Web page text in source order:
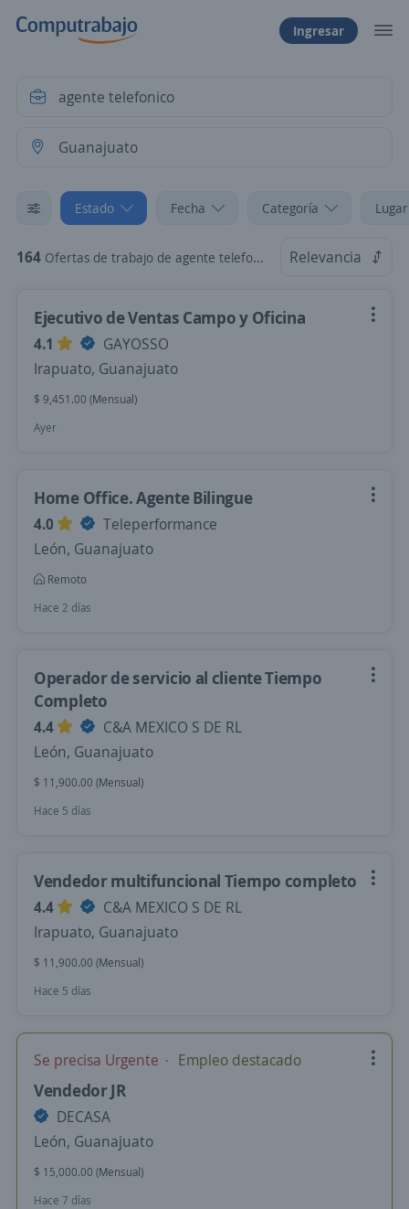
Ingresar
Estado Fecha Categoría
164 Ofertas de trabajo de agente telefonico en Guanajuato Relevancia
Ejecutivo de Ventas Campo y Oficina
4.1
GAYOSSO
Irapuato, Guanajuato
$ 9,451.00 (Mensual)
Ayer
Home Office. Agente Bilingue
4.0
Teleperformance
León, Guanajuato
Remoto
Hace 2 días
Operador de servicio al cliente Tiempo
Completo
4.4
C&A MEXICO S DE RL
León, Guanajuato
$ 11,900.00 (Mensual)
Hace 5 días
Vendedor multifuncional Tiempo completo
4.4
C&A MEXICO S DE RL
Irapuato, Guanajuato
$ 11,900.00 (Mensual)
Hace 5 días
Se precisa Urgente Empleo destacado
Vendedor JR
DECASA
León, Guanajuato
$ 15,000.00 (Mensual)
Hace 7 días